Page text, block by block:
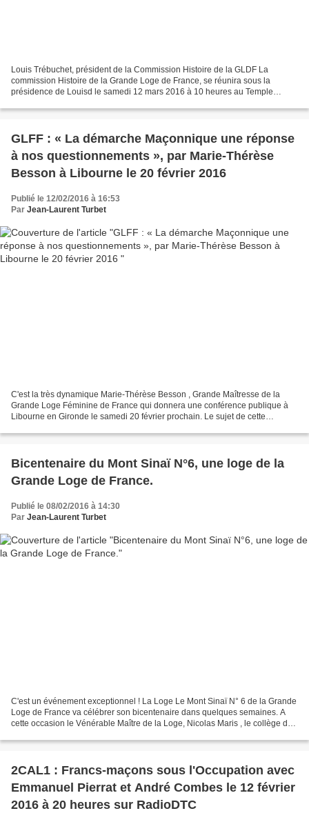
Louis Trébuchet, président de la Commission Histoire de la GLDF La
commission Histoire de la Grande Loge de France, se réunira sous la
présidence de Louisd le samedi 12 mars 2016 à 10 heures au Temple
GLFF : « La démarche Maçonnique une réponse
à nos questionnements », par Marie-Thérèse
Besson à Libourne le 20 février 2016
Publié le 12/02/2016 à 16:53
Par Jean-Laurent Turbet
C'est la très dynamique Marie-Thérèse Besson , Grande Maîtresse de la
Grande Loge Féminine de France qui donnera une conférence publique à
Libourne en Gironde le samedi 20 février prochain. Le sujet de cette
Bicentenaire du Mont Sinaï N°6, une loge de la
Grande Loge de France.
Publié le 08/02/2016 à 14:30
Par Jean-Laurent Turbet
C'est un événement exceptionnel ! La Loge Le Mont Sinaï N° 6 de la Grande
Loge de France va célébrer son bicentenaire dans quelques semaines. A
cette occasion le Vénérable Maître de la Loge, Nicolas Maris , le collège des
2CAL1 : Francs-maçons sous l'Occupation avec
Emmanuel Pierrat et André Combes le 12 février
2016 à 20 heures sur RadioDTC